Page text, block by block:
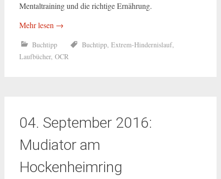
Mentaltraining und die richtige Ernährung.
Mehr lesen →
Buchtipp Buchtipp, Extrem-Hindernislauf,
Laufbücher, OCR
04. September 2016:
Mudiator am
Hockenheimring